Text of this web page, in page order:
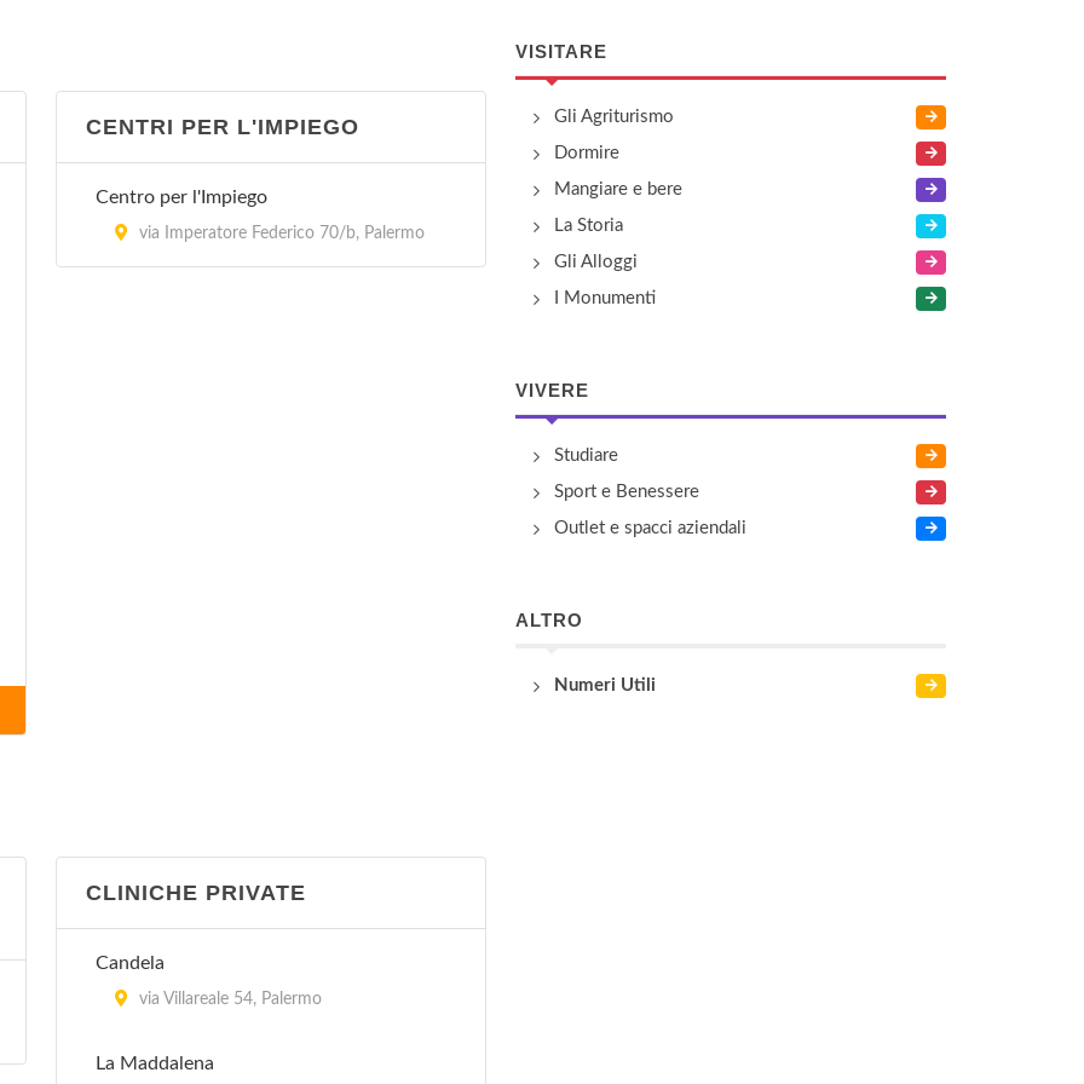
CENTRI PER L'IMPIEGO
Centro per l'Impiego
via Imperatore Federico 70/b, Palermo
CLINICHE PRIVATE
Candela
via Villareale 54, Palermo
La Maddalena
VISITARE
Gli Agriturismo
Dormire
Mangiare e bere
La Storia
Gli Alloggi
I Monumenti
VIVERE
Studiare
Sport e Benessere
Outlet e spacci aziendali
ALTRO
Numeri Utili